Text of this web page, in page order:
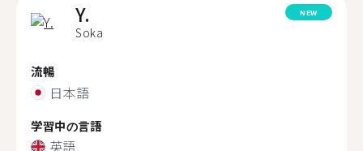
Y.
Soka
NEW
流暢
日本語
学習中の言語
英語